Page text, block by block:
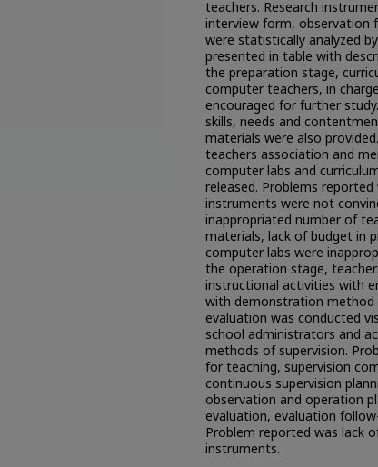
teachers. Research
interview form, observation
were statistically analyzed
presented in table with
the preparation stage,
computer teachers, in
encouraged for further
skills, needs and
materials were also
teachers association and
computer labs and
released. Problems
instruments were not
inappropriated number of
materials, lack of budget in
computer labs were
the operation stage,
instructional activities with
with demonstration method
evaluation was conducted
school administrators and
methods of supervision.
for teaching, supervision
continuous supervision
observation and operation
evaluation, evaluation
Problem reported was lack
instruments.